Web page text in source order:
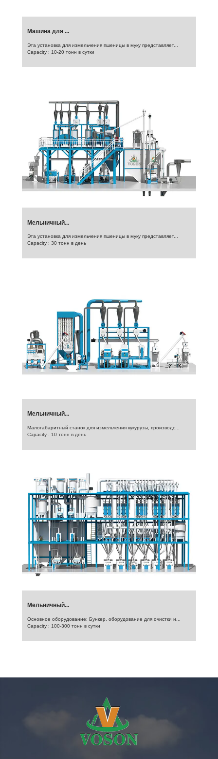
Машина для ...
Эта установка для измельчения пшеницы в муку представляет...
Capacity : 10-20 тонн в сутки
Мельничный...
Эта установка для измельчения пшеницы в муку представляет...
Capacity : 30 тонн в день
Мельничный...
Малогабаритный станок для измельчения кукурузы, производс...
Capacity : 10 тонн в день
Мельничный...
Основное оборудование: Бункер, оборудование для очистки и...
Capacity : 100-300 тонн в сутки